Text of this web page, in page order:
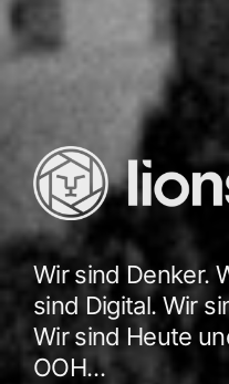
Wir sind Denker.
sind Digital. Wir
Wir sind Heute
OOH…